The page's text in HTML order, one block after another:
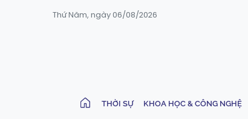
Thứ Năm, ngày 06/08/2026
THỜI SỰ KHOA HỌC & CÔNG NGHỆ